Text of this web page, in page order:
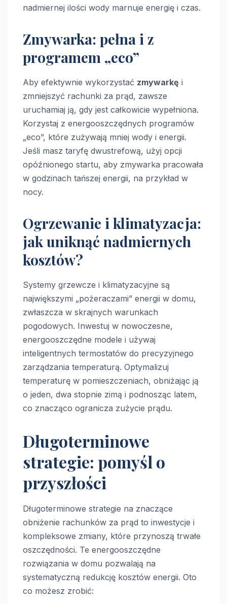
nadmiernej ilości wody marnuje energię i czas.
Zmywarka: pełna i z
programem „eco”
Aby efektywnie wykorzystać zmywarkę i
zmniejszyć rachunki za prąd, zawsze
uruchamiaj ją, gdy jest całkowicie wypełniona.
Korzystaj z energooszczędnych programów
„eco”, które zużywają mniej wody i energii.
Jeśli masz taryfę dwustrefową, użyj opcji
opóźnionego startu, aby zmywarka pracowała
w godzinach tańszej energii, na przykład w
nocy.
Ogrzewanie i klimatyzacja:
jak uniknąć nadmiernych
kosztów?
Systemy grzewcze i klimatyzacyjne są
największymi „pożeraczami” energii w domu,
zwłaszcza w skrajnych warunkach
pogodowych. Inwestuj w nowoczesne,
energooszczędne modele i używaj
inteligentnych termostatów do precyzyjnego
zarządzania temperaturą. Optymalizuj
temperaturę w pomieszczeniach, obniżając ją
o jeden, dwa stopnie zimą i podnosząc latem,
co znacząco ogranicza zużycie prądu.
Długoterminowe
strategie: pomyśl o
przyszłości
Długoterminowe strategie na znaczące
obniżenie rachunków za prąd to inwestycje i
kompleksowe zmiany, które przynoszą trwałe
oszczędności. Te energooszczędne
rozwiązania w domu pozwalają na
systematyczną redukcję kosztów energii. Oto
co możesz zrobić: